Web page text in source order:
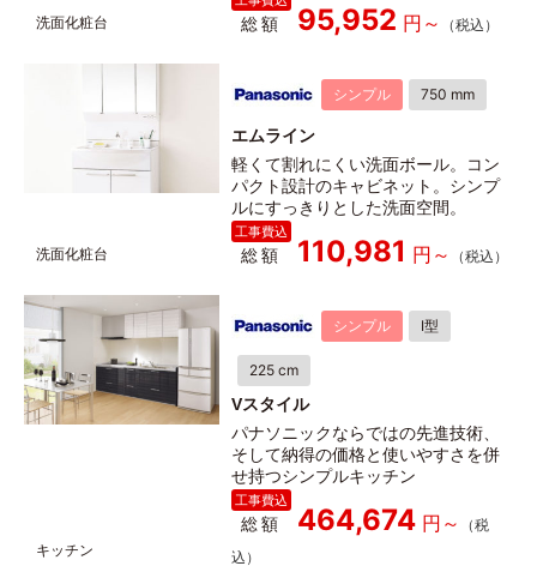
総額 95,952
シンプル 750 mm
エムライン
軽くて割れにくい洗面ボール。コン
パクト設計のキャビネット。シンプ
ルにすっきりとした洗面空間。
総額 110,981
シンプル I型
225 cm
Vスタイル
パナソニックならではの先進技術、
そして納得の価格と使いやすさを併
せ持つシンプルキッチン
総額 464,674